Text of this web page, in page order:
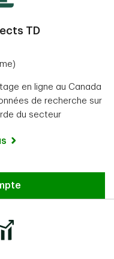
TD
en ligne au Canada
de recherche sur
du secteur